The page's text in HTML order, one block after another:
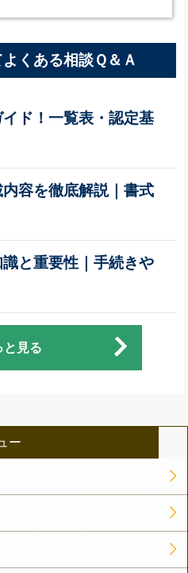
くある相談Ｑ＆Ａ
ド！一覧表・認定基
容を徹底解説｜書式
と重要性｜手続きや
と見る
ー